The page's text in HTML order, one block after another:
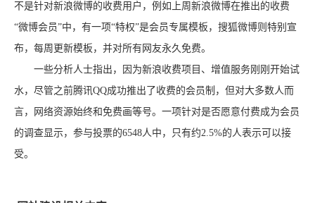
不是针对新浪微博的收费用户，例如上周新浪微博在推出的收费
“微博会员”中，有一项“特权”是会员专属模板，搜狐微博则特别宣
布，每周更新模板，并对所有网友永久免费。
一些分析人士指出，因为新浪收费项目、增值服务刚刚开始试
水，尽管之前腾讯QQ成功推出了收费的会员制，但对大多数人而
言，网络资源始终和免费画等号。一项针对是否愿意付费成为会员
的调查显示，参与投票的6548人中，只有约2.5%的人表示可以接
受。